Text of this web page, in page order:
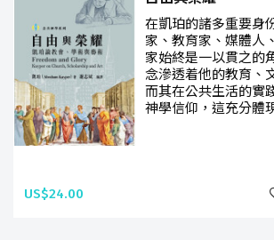
在凱珀的諸多重要
家、教育家、媒體人
家始終是一以貫之的
念滲透着他的教育、
而其在公共生活的實
神學信仰，這充分體
US$24.00